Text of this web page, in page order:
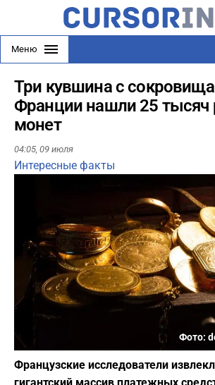
Меню
Три кувшина с
Франции нашли 25 тысяч
монет
04:05, 09 июля
Интересные факты
Фото:
Французские исследователи